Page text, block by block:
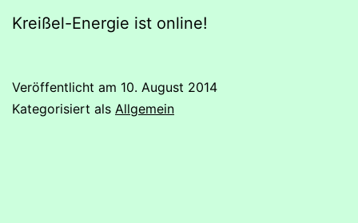
Kreißel-Energie ist online!
Veröffentlicht am 10. August 2014
Kategorisiert als Allgemein